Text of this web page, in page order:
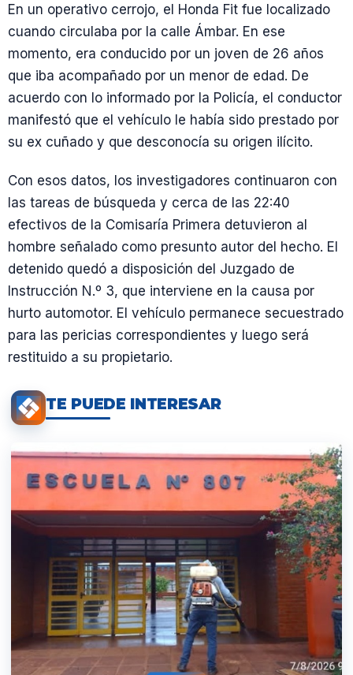
En un operativo cerrojo, el Honda Fit fue localizado
cuando circulaba por la calle Ámbar. En ese
momento, era conducido por un joven de 26 años
que iba acompañado por un menor de edad. De
acuerdo con lo informado por la Policía, el conductor
manifestó que el vehículo le había sido prestado por
su ex cuñado y que desconocía su origen ilícito.
Con esos datos, los investigadores continuaron con
las tareas de búsqueda y cerca de las 22:40
efectivos de la Comisaría Primera detuvieron al
hombre señalado como presunto autor del hecho. El
detenido quedó a disposición del Juzgado de
Instrucción N.º 3, que interviene en la causa por
hurto automotor. El vehículo permanece secuestrado
para las pericias correspondientes y luego será
restituido a su propietario.
TE PUEDE INTERESAR